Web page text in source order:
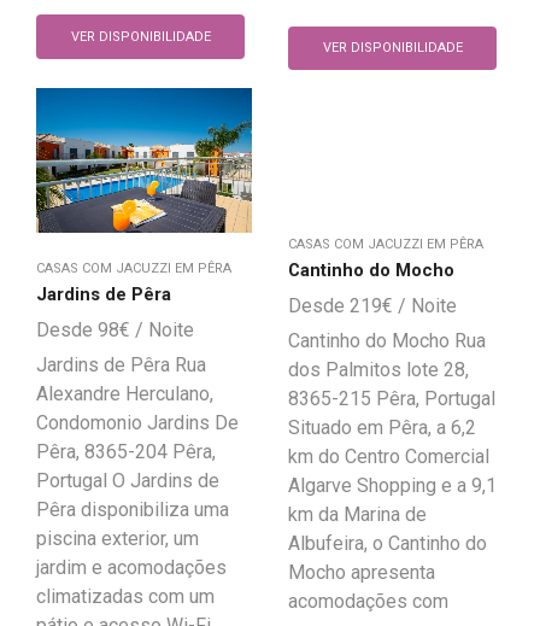
VER DISPONIBILIDADE
VER DISPONIBILIDADE
CASAS COM JACUZZI EM PÊRA
Jardins de Pêra
98€
Jardins de Pêra Rua
Alexandre Herculano,
Condomonio Jardins De
Pêra, 8365-204 Pêra,
Portugal O Jardins de
Pêra disponibiliza uma
piscina exterior, um
jardim e acomodações
climatizadas com um
CASAS COM JACUZZI EM PÊRA
Cantinho do Mocho
219€
Cantinho do Mocho Rua
dos Palmitos lote 28,
8365-215 Pêra, Portugal
Situado em Pêra, a 6,2
km do Centro Comercial
Algarve Shopping e a 9,1
km da Marina de
Albufeira, o Cantinho do
Mocho apresenta
acomodações com